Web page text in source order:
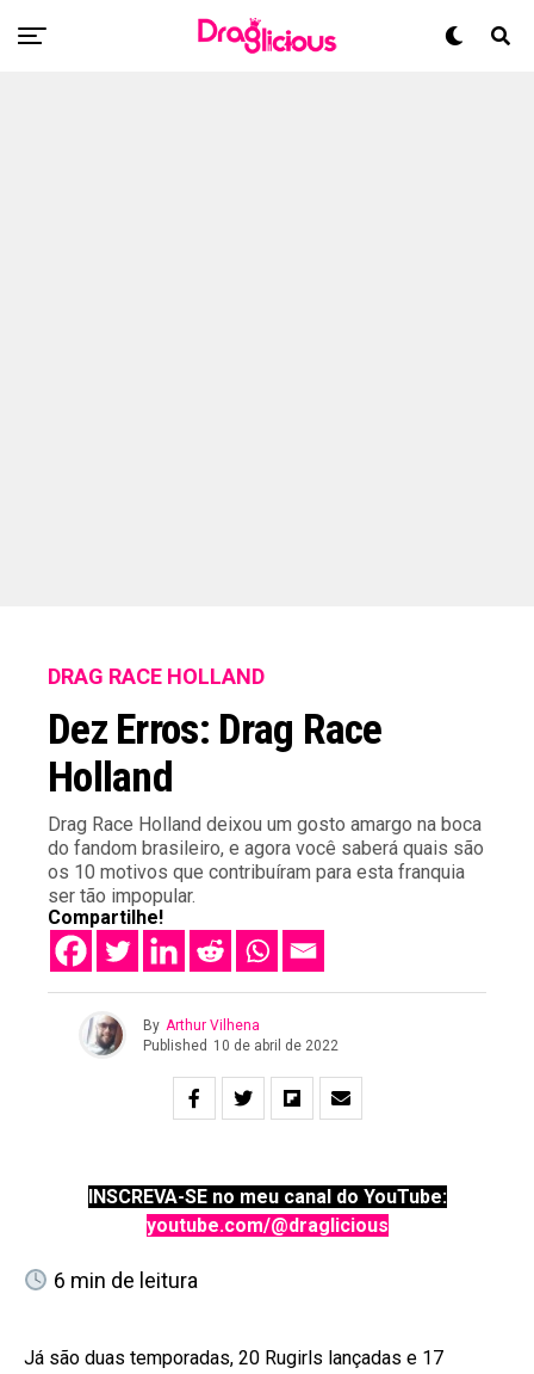
DRAG RACE HOLLAND
Dez Erros: Drag Race
Holland
Drag Race Holland deixou um gosto amargo na boca
do fandom brasileiro, e agora você saberá quais são
os 10 motivos que contribuíram para esta franquia
ser tão impopular.
Compartilhe!
By Arthur Vilhena
Published 10 de abril de 2022
INSCREVA-SE no meu canal do YouTube:
youtube.com/@draglicious
6 min de leitura
Já são duas temporadas, 20 Rugirls lançadas e 17